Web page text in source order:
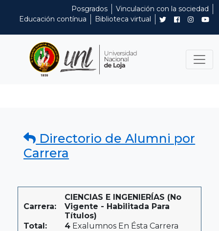
Posgrados
Vinculación con la sociedad
Educación contínua
Biblioteca virtual
Directorio de Alumni por
Carrera
Carrera:
CIENCIAS E INGENIERÍAS (No
Vigente - Habilitada Para
Títulos)
Total:
4 Exalumnos En Ésta Carrera